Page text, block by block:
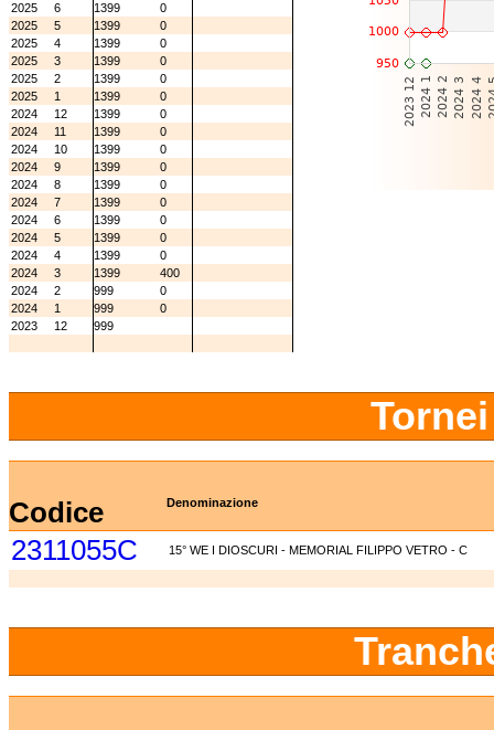
2025
6 1399
0
2025
5 1399
0
2025
4 1399
0
2025
3 1399
0
2025
2 1399
0
2025
1 1399
0
2024
12 1399
0
2024
11 1399
0
2024
10 1399
0
2024
9 1399
0
2024
8 1399
0
2024
7 1399
0
2024
6 1399
0
2024
5 1399
0
2024
4 1399
0
2024
3 1399
400
2024
2 999
0
2024
1 999
0
2023
12 999
Codice Denominazione
2311055C 15° WE I DIOSCURI - MEMORIAL FILIPPO VETRO - C